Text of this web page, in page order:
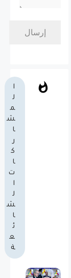
ا
ل
م
ش
ا
ر
ك
ا
ت
ا
ل
ش
ا
ئ
ع
ة